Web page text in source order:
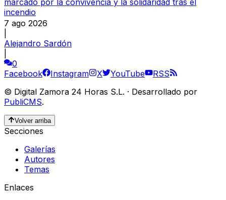
incendio
7 ago 2026
Alejandro Sardón
0
Facebook
Instagram X YouTube
RSS
© Digital Zamora 24 Horas S.L. · Desarrollado por
PubliCMS.
Volver arriba
Secciones
Galerías
Autores
Temas
Enlaces